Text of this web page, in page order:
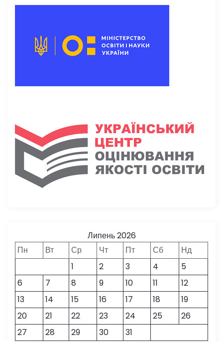
Липень 2026
Пн
Вт Ср Чт Пт Сб
Нд
1
2 3 4
5
6
7 8 9 10 11
12
13
14 15 16 17 18
19
20
21 22 23 24 25
26
27
28 29 30 31